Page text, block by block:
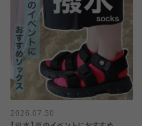
2026.07.30